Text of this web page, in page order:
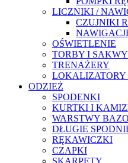
LICZNIKI /
CZUJNIKI
OŚWIETLENIE
TORBY I
TRENAŻERY
LOKALIZATORY
ODZIEŻ
SPODENKI
KURTKI I
WARSTWY
DŁUGIE
RĘKAWICZKI
CZAPKI
SKARPETY